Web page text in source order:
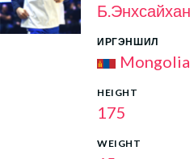
Б.Энхсайхан
ИРГЭНШИЛ
Mongolia
HEIGHT
175
WEIGHT